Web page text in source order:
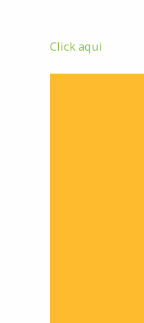
Click aqui